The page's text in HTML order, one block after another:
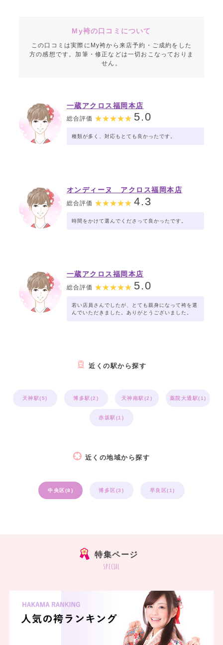
My袴の口コミについて
この口コミは実際にMy袴から来店予約・ご成約をした
方の感想です。加筆・修正などは一切おこなっておりま
せん。
一蔵アクロス福岡本店
総合評価 5.0
種類が多く、対応もとても良かったです。
オンディーヌ アクロス福岡本店
総合評価 4.3
時間をかけて選んでくださって良かったです。
一蔵アクロス福岡本店
総合評価 5.0
若い店員さんでしたが、とても親身になって袴を選
んでいただきました。ありがとうございました。
近くの駅から探す
天神駅(5) 博多駅(2) 天神南駅(2) 薬院大通駅(1)
赤坂駅(1)
近くの地域から探す
中央区(8) 博多区(3) 早良区(1)
特集ページ
special